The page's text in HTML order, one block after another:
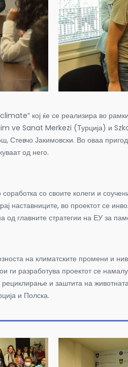
кој ќе се реализира во
ve Sanat Merkezi (Турција) и
Стевчо Јакимовски. Во оваа
од него.
со своите колеги и
наставниците, во проектот се
главните стратегии на ЕУ за
на климатските промени и
ги разработува проектот се
и заштита на
и Полска.